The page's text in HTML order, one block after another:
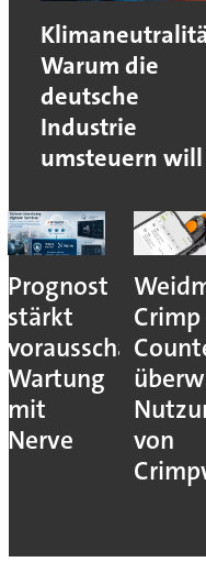
Warum die
deutsche
Industrie
umsteuern will
Prognost
stärkt
vorausschauende
Wartung
mit
Nerve
Crimp
von